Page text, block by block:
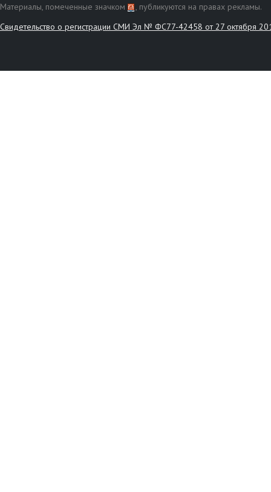
Материалы, помеченные значком
, публикуются на правах рекламы.
Свидетельство о регистрации СМИ Эл № ФС77-42458 от 27 октября